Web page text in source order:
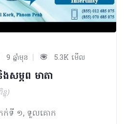
9 ឆ្នាំមុន | 5.3K មើល
ងសម្ភព មាតា
ទុ)
ងកក់ទី ១, ទួលគោក